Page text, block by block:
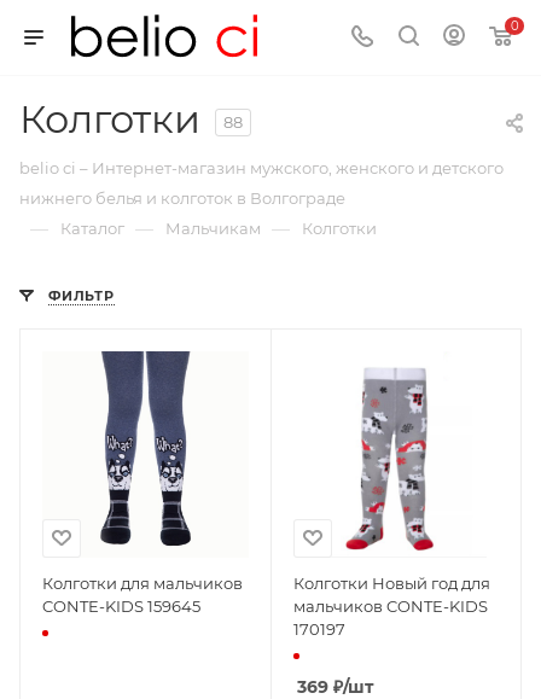
0
Колготки 88
belio ci – Интернет-магазин мужского, женского и детского
нижнего белья и колготок в Волгограде
— Каталог — Мальчикам — Колготки
ФИЛЬТР
Колготки для мальчиков
CONTE-KIDS 159645
Колготки Новый год для
мальчиков CONTE-KIDS
170197
369₽/шт